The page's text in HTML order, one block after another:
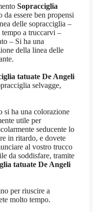
Sopracciglia
da essere ben propensi
delle sopracciglia –
a truccarvi –
– Si ha una
della linea delle
tatuate De Angeli
selvagge,
si ha una colorazione
utile per
seducente lo
in ritardo, e dovete
al vostro trucco
da soddisfare, tramite
tatuate De Angeli
per riuscire a
molto tempo.